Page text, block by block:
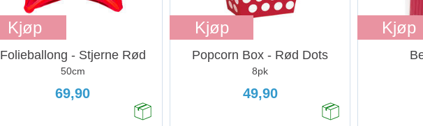
Kjøp
Folieballong - Stjerne Rød
50cm
69,90
Kjøp
Popcorn Box - Rød Dots
8pk
49,90
Kjøp